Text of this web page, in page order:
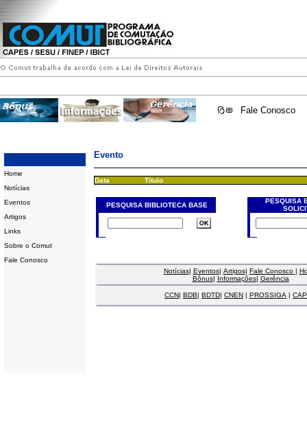
Fale Conosco
Home
Notícias
Eventos
Artigos
Links
Sobre o Comut
Fale Conosco
Evento
Data Título
PESQUISA BIBLIOTECA BASE
PESQUISA
Notícias| Eventos| Artigos| Fale Conosco |
Bônus| Informações| Gerência
CCN| BDB| BDTD| CNEN | PROSSIGA |